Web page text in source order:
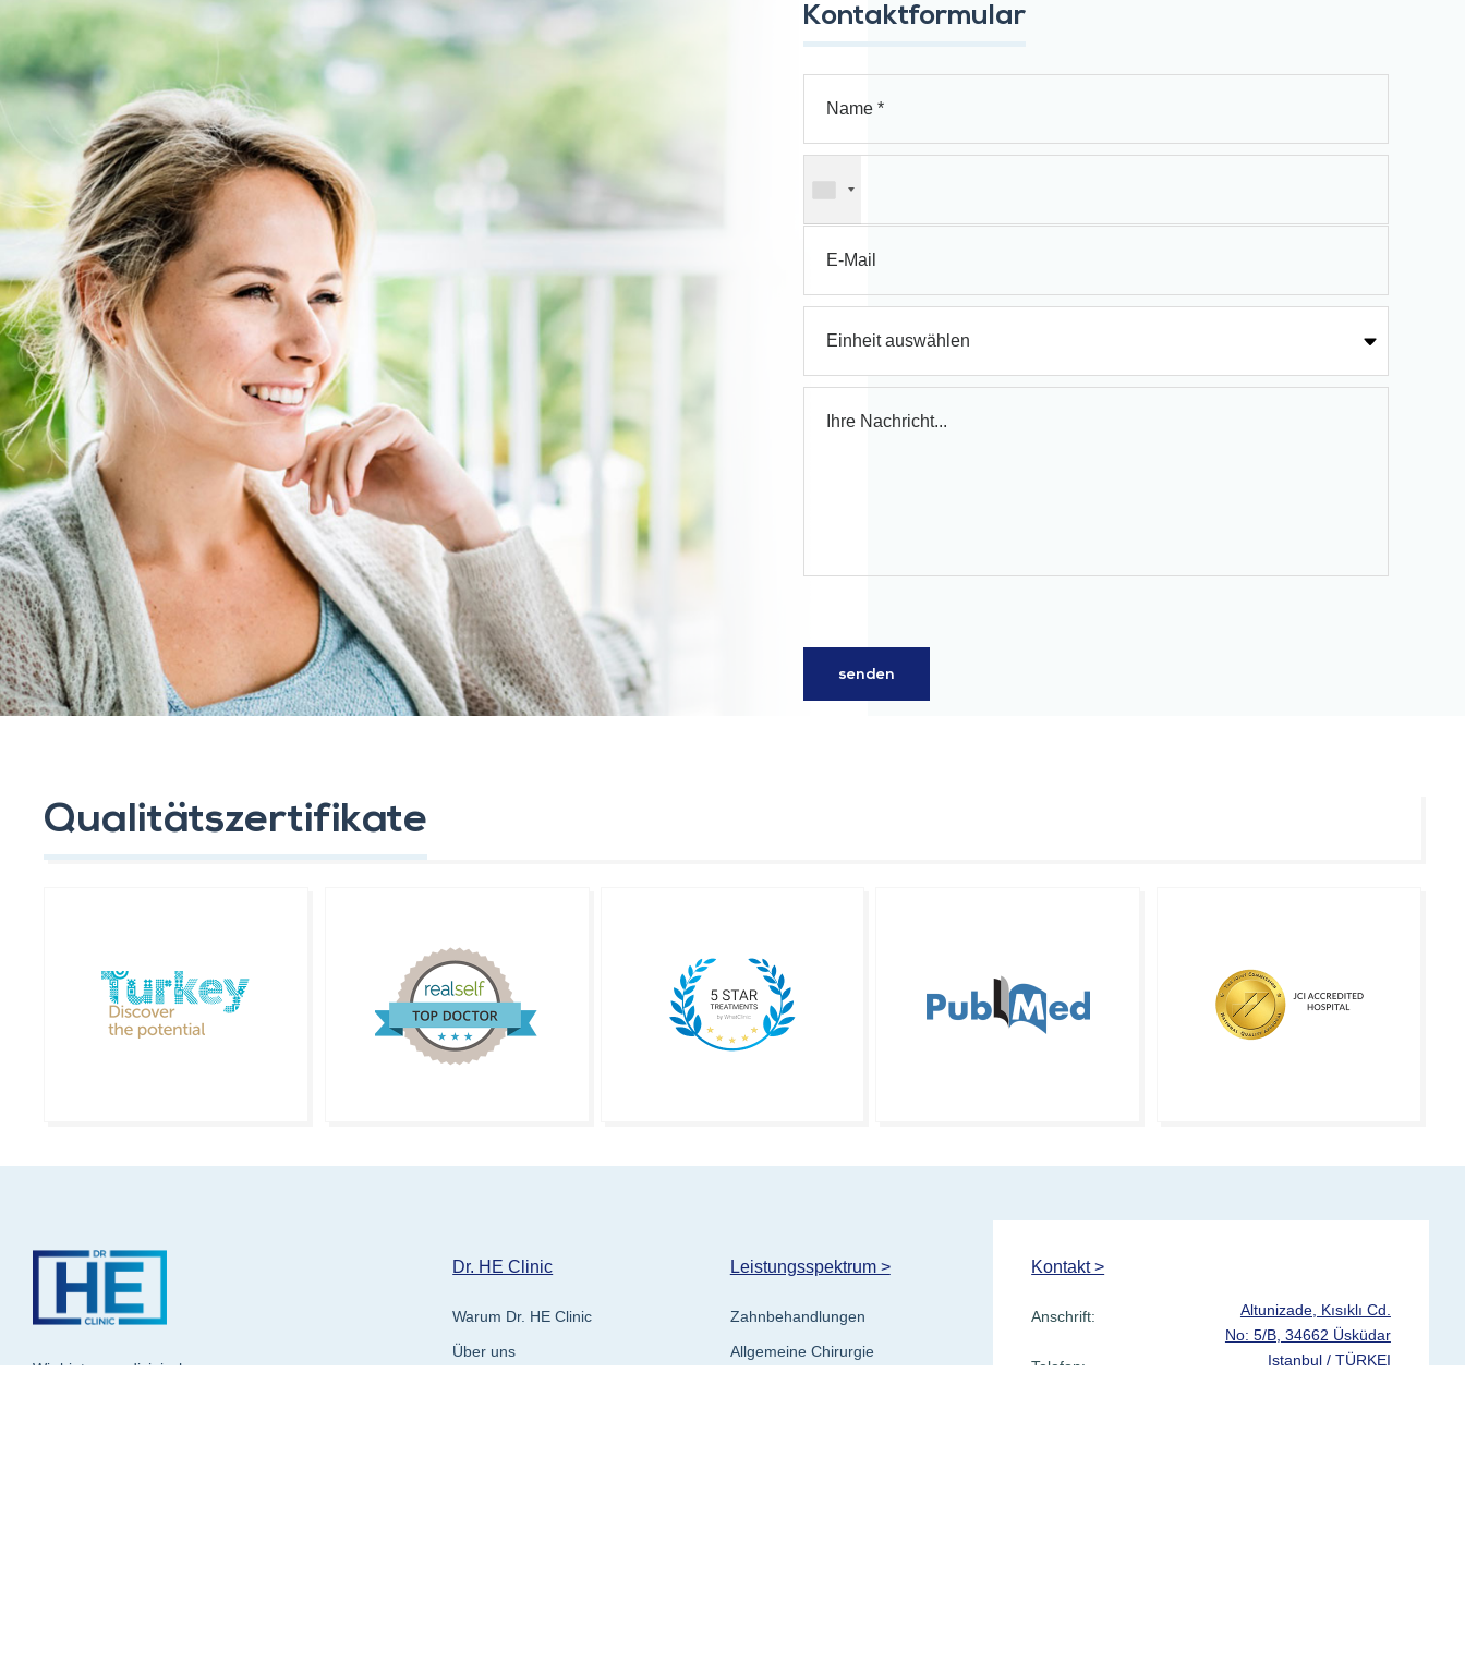
Kontaktformular
Qualitätszertifikate
Wir bieten medizinische
Dr. HE Clinic
Warum Dr. HE Clinic
Über uns
Leistungsspektrum >
Zahnbehandlungen
Allgemeine Chirurgie
Kontakt >
Anschrift:
Telefon:
Altunizade, Kısıklı Cd.
No: 5/B, 34662 Üsküdar
Istanbul / TÜRKEI